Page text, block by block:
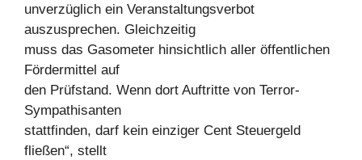
unverzüglich ein Veranstaltungsverbot
auszusprechen. Gleichzeitig
muss das Gasometer hinsichtlich aller öffentlichen
Fördermittel auf
den Prüfstand. Wenn dort Auftritte von Terror-
Sympathisanten
stattfinden, darf kein einziger Cent Steuergeld
fließen“, stellt